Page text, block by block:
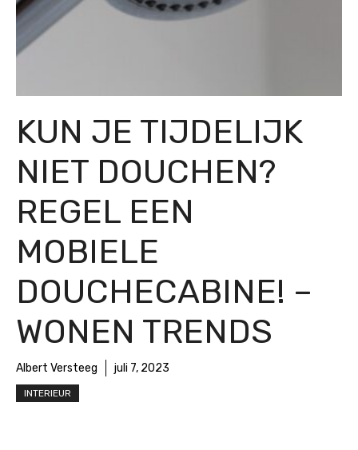
KUN JE TIJDELIJK
NIET DOUCHEN?
REGEL EEN
MOBIELE
DOUCHECABINE! –
WONEN TRENDS
Albert Versteeg juli 7, 2023
INTERIEUR